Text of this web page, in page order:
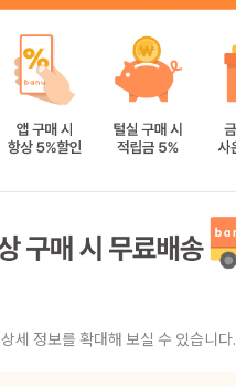
상세 정보를 확대해 보실 수 있습니다.